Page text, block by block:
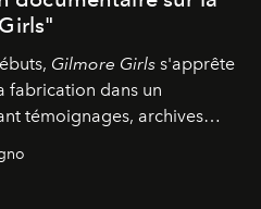
Gilmore Girls s'apprête
fabrication dans un
témoignages, archives
coulisses d'un phénomène